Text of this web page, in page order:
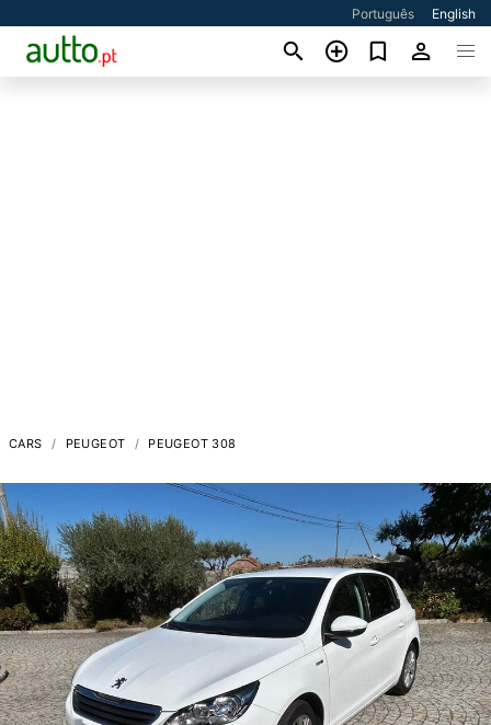
Português English
CARS PEUGEOT PEUGEOT 308